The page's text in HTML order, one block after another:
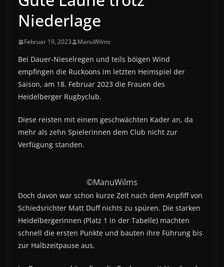
Niederlage
Februar 19, 2023 ManuWilms
Bei Dauer-Nieselregen und teils böigen Wind
empfingen die Ruckoons im letzten Heimspiel der
Saison, am 18. Februar 2023 die Frauen des
Heidelberger Rugbyclub.
Diese reisten mit einem geschwächten Kader an, da
mehr als zehn Spielerinnen dem Club nicht zur
Verfügung standen.
©ManuWilms
Doch davon war schon kurze Zeit nach dem Anpfiff von
Schiedsrichter Matt Duff nichts zu spüren. Die starken
Heidelbergerinnen (Platz 1 in der Tabelle) machten
schnell die ersten Punkte und bauten ihre Führung bis
zur Halbzeitpause aus.